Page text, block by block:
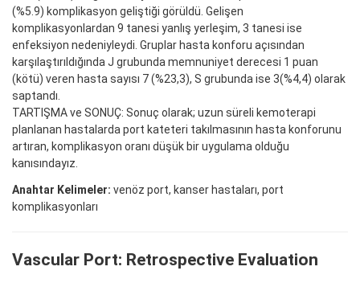
(%5.9) komplikasyon geliştiği görüldü. Gelişen
komplikasyonlardan 9 tanesi yanlış yerleşim, 3 tanesi ise
enfeksiyon nedeniyleydi. Gruplar hasta konforu açısından
karşılaştırıldığında J grubunda memnuniyet derecesi 1 puan
(kötü) veren hasta sayısı 7 (%23,3), S grubunda ise 3(%4,4) olarak
saptandı.
TARTIŞMA ve SONUÇ: Sonuç olarak; uzun süreli kemoterapi
planlanan hastalarda port kateteri takılmasının hasta konforunu
artıran, komplikasyon oranı düşük bir uygulama olduğu
kanısındayız.
Anahtar Kelimeler: venöz port, kanser hastaları, port
komplikasyonları
Vascular Port: Retrospective Evaluation